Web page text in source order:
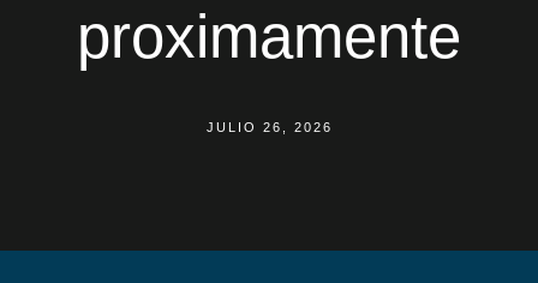
proximamente
JULIO 26, 2026